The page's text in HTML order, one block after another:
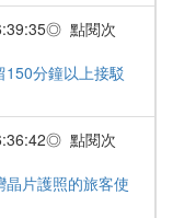
點閱次
150分鐘以上接駁
點閱次
片護照的旅客使